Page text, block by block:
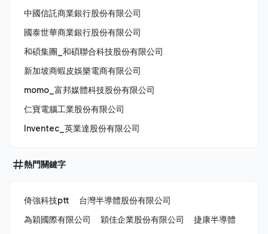
中國信託商業銀行股份有限公司
國泰世華商業銀行股份有限公司
和碩集團_和碩聯合科技股份有限公司
新加坡商蝦皮娛樂電商有限公司
momo_富邦媒體科技股份有限公司
仁寶電腦工業股份有限公司
Inventec_英業達股份有限公司
熱門關鍵字
倚強科技ptt
台灣半導體股份有限公司
為穎國際有限公司
穎佳企業股份有限公司
捷康半導體